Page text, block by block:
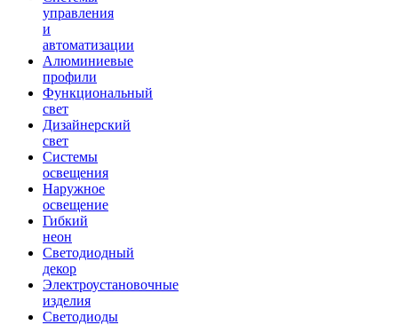
управления
и
автоматизации
Алюминиевые
профили
Функциональный
свет
Дизайнерский
свет
Системы
освещения
Наружное
освещение
Гибкий
неон
Светодиодный
декор
Электроустановочные
изделия
Светодиоды